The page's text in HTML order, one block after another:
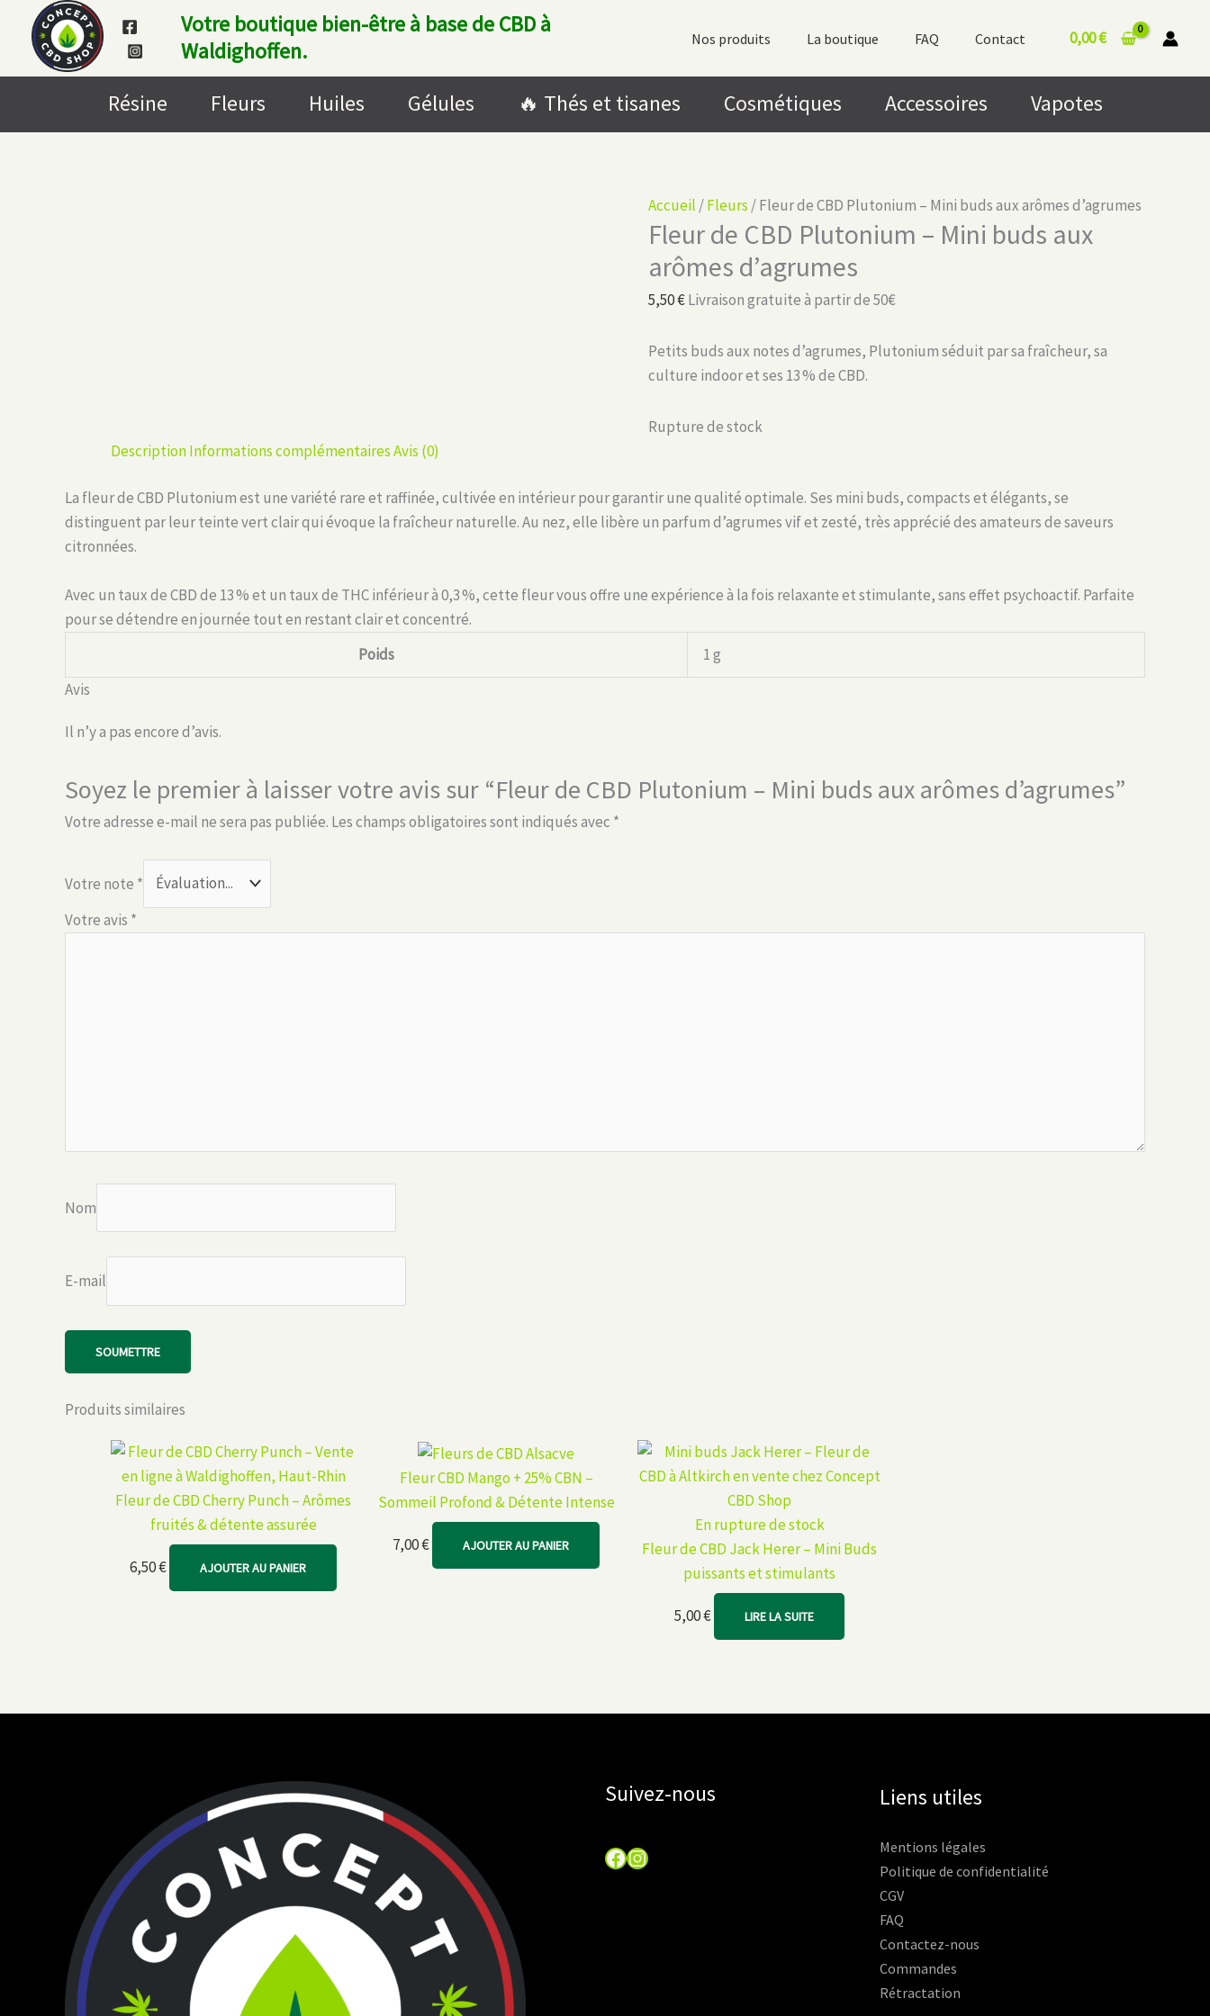
contenu
Votre boutique bien-être à base de CBD à
Waldighoffen.
Nos produits La boutique FAQ Contact 0,00€
Résine Fleurs Huiles Gélules 🔥​ Thés et tisanes Cosmétiques Accessoires Vapotes
Accueil /Fleurs / Fleur de CBD Plutonium – Mini buds aux arômes d’agrumes
Fleur de CBD Plutonium – Mini buds aux
arômes d’agrumes
5,50€Livraison gratuite à partir de 50€
Petits buds aux notes d’agrumes, Plutonium séduit par sa fraîcheur, sa
culture indoor et ses 13 % de CBD.
Rupture de stock
DescriptionInformations complémentairesAvis (0)
La fleur de CBD Plutonium est une variété rare et raffinée, cultivée en intérieur pour garantir une qualité optimale. Ses mini buds, compacts et élégants, se
distinguent par leur teinte vert clair qui évoque la fraîcheur naturelle. Au nez, elle libère un parfum d’agrumes vif et zesté, très apprécié des amateurs de saveurs
citronnées.
Avec un taux de CBD de 13 % et un taux de THC inférieur à 0,3 %, cette fleur vous offre une expérience à la fois relaxante et stimulante, sans effet psychoactif. Parfaite
pour se détendre en journée tout en restant clair et concentré.
Poids
1 g
Avis
Il n’y a pas encore d’avis.
Soyez le premier à laisser votre avis sur “Fleur de CBD Plutonium – Mini buds aux arômes d’agrumes”
Votre adresse e-mail ne sera pas publiée. Les champs obligatoires sont indiqués avec *
Votre note *
Votre avis *
Nom
E-mail
Produits similaires
Fleur de CBD Cherry Punch – Arômes
fruités & détente assurée
6,50€ AJOUTER AU PANIER
Fleur CBD Mango + 25% CBN –
Sommeil Profond & Détente Intense
7,00€ AJOUTER AU PANIER
En rupture de stock
Fleur de CBD Jack Herer – Mini Buds
puissants et stimulants
5,00€ LIRE LA SUITE
Suivez-nous
Facebook
Instagram
Liens utiles
Mentions légales
Politique de confidentialité
CGV
FAQ
Contactez-nous
Commandes
Rétractation